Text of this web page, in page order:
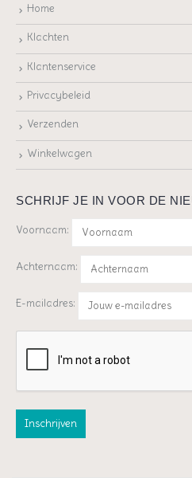
Home
Klachten
Klantenservice
Privacybeleid
Verzenden
Winkelwagen
SCHRIJF JE IN VOOR DE
Voornaam:
Achternaam:
E-mailadres: